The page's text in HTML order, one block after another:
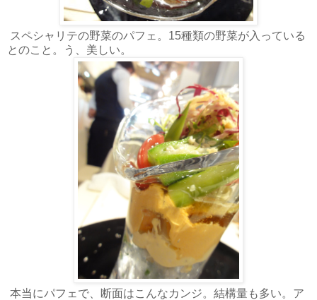
スペシャリテの野菜のパフェ。15種類の野菜が入っている
とのこと。う、美しい。
本当にパフェで、断面はこんなカンジ。結構量も多い。ア